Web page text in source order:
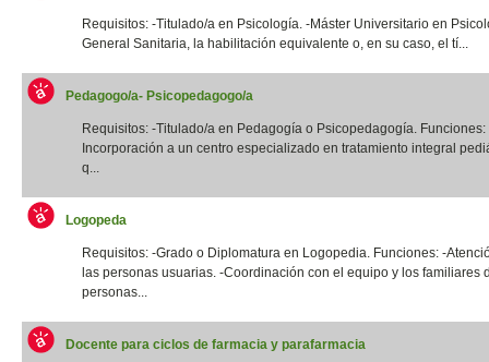
Requisitos: -Titulado/a en Psicología. -Máster Universitario en
General Sanitaria, la habilitación equivalente o, en su caso, el tí...
Pedagogo/a- Psicopedagogo/a
Requisitos: -Titulado/a en Pedagogía o Psicopedagogía. Funciones:
Incorporación a un centro especializado en tratamiento integral
q...
Logopeda
Requisitos: -Grado o Diplomatura en Logopedia. Funciones: -
las personas usuarias. -Coordinación con el equipo y los familiares
personas...
Docente para ciclos de farmacia y parafarmacia